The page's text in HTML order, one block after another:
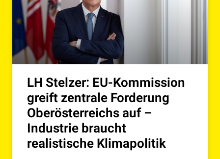
LH Stelzer: EU-Kommission
greift zentrale Forderung
Oberösterreichs auf –
Industrie braucht
realistische Klimapolitik